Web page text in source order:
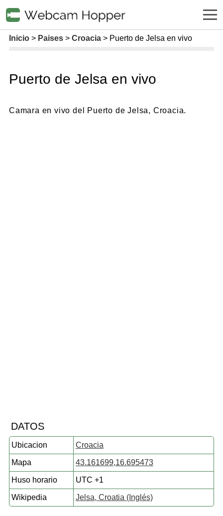
Inicio Paises Croacia Puerto de Jelsa en vivo
Puerto de Jelsa en vivo
Camara en vivo del Puerto de Jelsa, Croacia.
DATOS
Ubicacion Croacia
Mapa 43.161699,16.695473
Huso horario UTC +1
Wikipedia Jelsa, Croatia (Inglés)